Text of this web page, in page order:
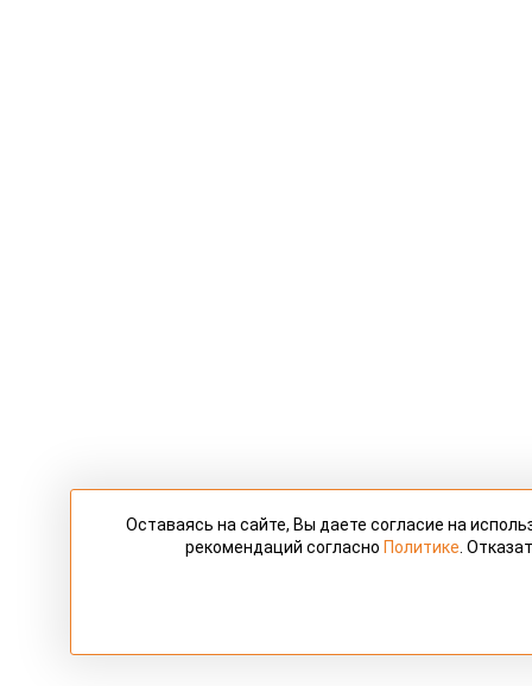
Оставаясь на сайте, Вы даете согласие на
рекомендаций согласно Политике .